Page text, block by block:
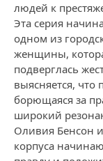
людей к
Эта серия
одном из
женщины,
подверглась
выясняется, что
борющаяся за
широкий
Оливия Бенсон
корпуса